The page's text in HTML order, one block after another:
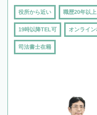
役所から近い 職歴20年以上
19時以降TEL可 オンライ
司法書士在籍